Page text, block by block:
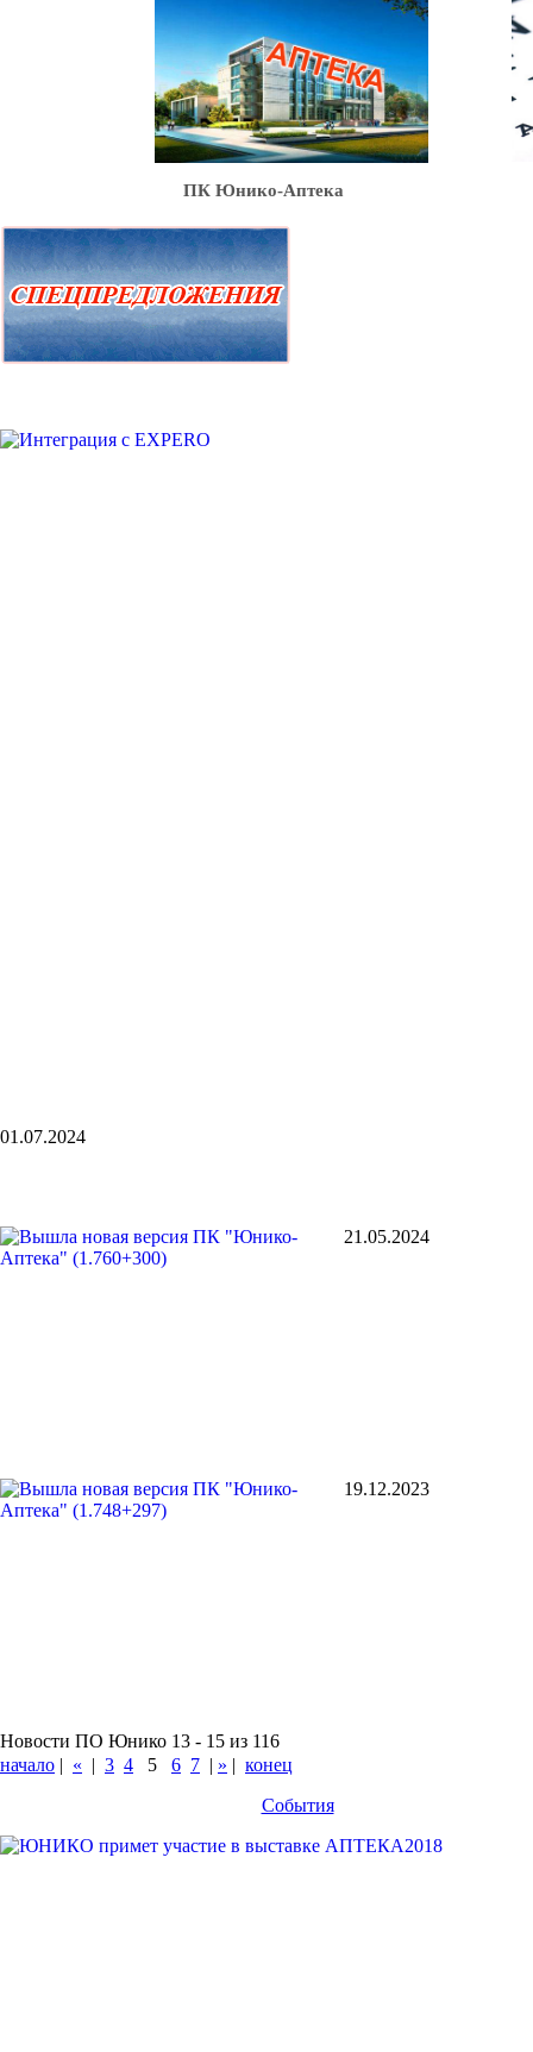
ПК Юнико-Аптека
01.07.2024
21.05.2024
19.12.2023
Новости ПО Юнико 13 - 15 из 116
начало | « | 3 4 5 6 7 | » | конец
События